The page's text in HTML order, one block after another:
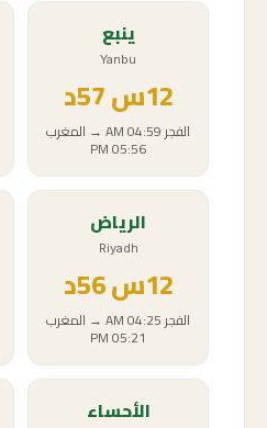
ينبع
Yanbu
12س
الفجر04:59 AM
→ المغرب
05:56 PM
الرياض
Riyadh
12س56د
الفجر04:25 AM
→ المغرب
05:21 PM
الأحساء